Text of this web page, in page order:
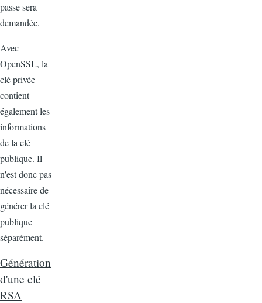
passe sera
demandée.
Avec
OpenSSL, la
clé privée
contient
également les
informations
de la clé
publique. Il
n'est donc pas
nécessaire de
générer la clé
publique
séparément.
Génération
d'une clé
RSA